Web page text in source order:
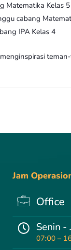
Matematika Kelas 5
cabang
IPA Kelas 4
Jam
Office
Senin -
07:00 –